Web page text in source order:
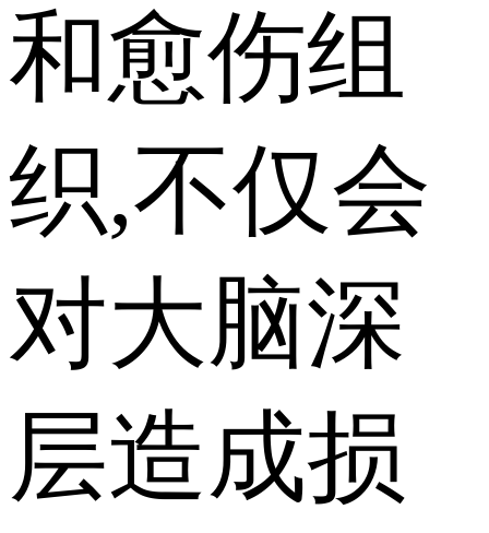
和愈伤组
织,不仅会
对大脑深
层造成损